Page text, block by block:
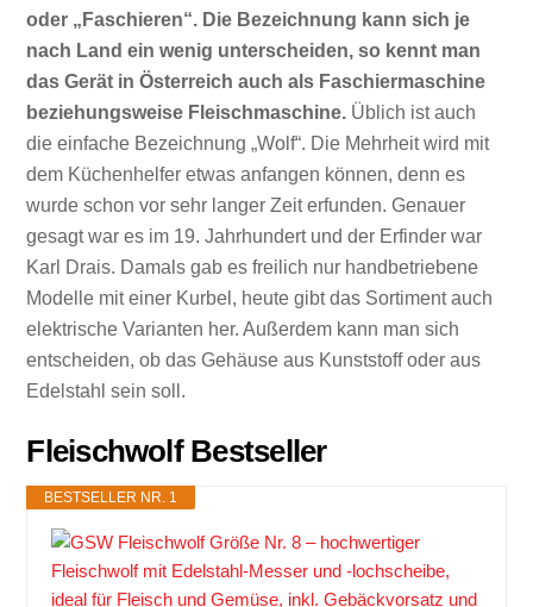
oder „Faschieren“. Die Bezeichnung kann sich je
nach Land ein wenig unterscheiden, so kennt man
das Gerät in Österreich auch als Faschiermaschine
beziehungsweise Fleischmaschine. Üblich ist auch
die einfache Bezeichnung „Wolf“. Die Mehrheit wird mit
dem Küchenhelfer etwas anfangen können, denn es
wurde schon vor sehr langer Zeit erfunden. Genauer
gesagt war es im 19. Jahrhundert und der Erfinder war
Karl Drais. Damals gab es freilich nur handbetriebene
Modelle mit einer Kurbel, heute gibt das Sortiment auch
elektrische Varianten her. Außerdem kann man sich
entscheiden, ob das Gehäuse aus Kunststoff oder aus
Edelstahl sein soll.
Fleischwolf Bestseller
BESTSELLER NR. 1